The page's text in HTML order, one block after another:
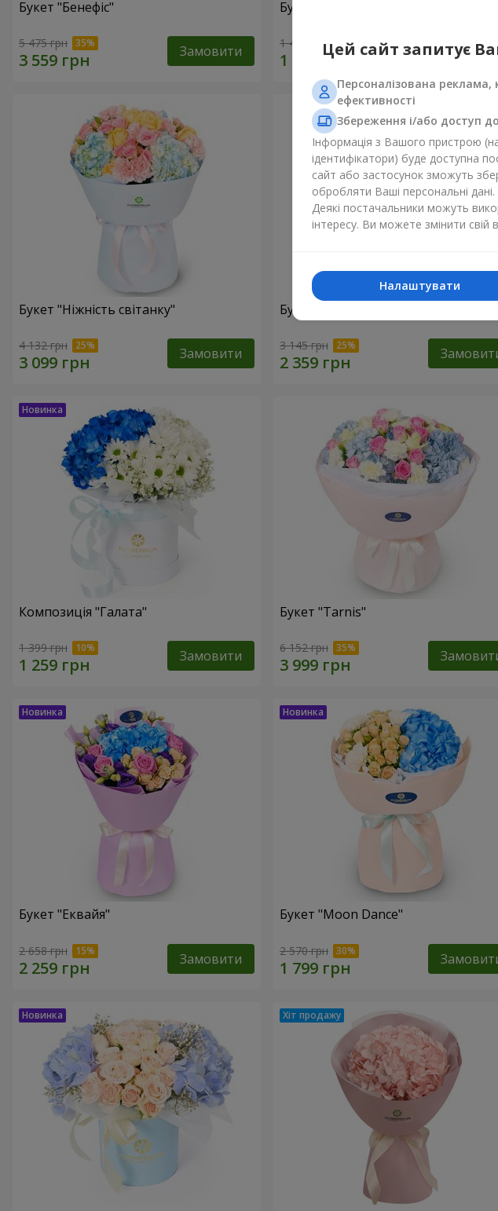
Букет "Бенефіс"
5 475 грн Замовити
Букет "Радість моя"
1 411 грн
Букет "Ніжність світанку"
4 132 грн Замовити
Букет "Натхнення синяви"
3 145 грн
Композиція "Галата"
1 399 грн Замовити
Букет "Tarnis"
6 152 грн
Букет "Еквайя"
2 658 грн Замовити
Букет "Moon Dance"
2 570 грн
Цей сайт запитує
Персоналізована
ефективності
Збереження і/або доступ
Інформація з Вашого пристрою
ідентифікатори) буде доступна
сайт або застосунок зможуть
обробляти Ваші персональні дані.
Деякі постачальники можуть
інтересу. Ви можете змінити свій
Налаштувати